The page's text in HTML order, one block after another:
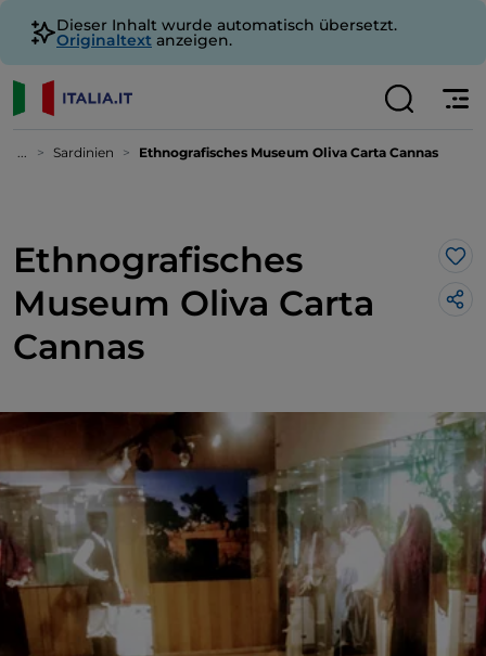
Dieser Inhalt wurde automatisch übersetzt.
Originaltext anzeigen.
... Sardinien Ethnografisches Museum Oliva Carta Cannas
Ethnografisches
Museum Oliva Carta
Cannas